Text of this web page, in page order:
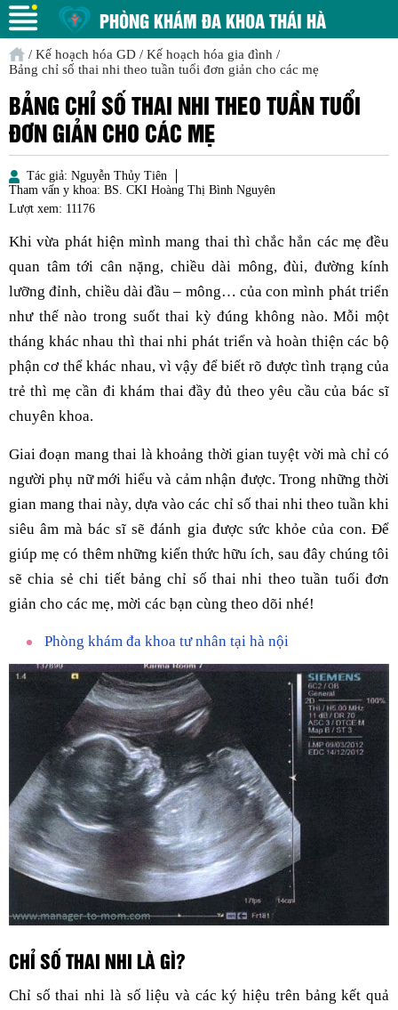
PHÒNG KHÁM ĐA KHOA THÁI HÀ
/ Kế hoạch hóa GD / Kế hoạch hóa gia đình /
Bảng chỉ số thai nhi theo tuần tuổi đơn giản cho các mẹ
BẢNG CHỈ SỐ THAI NHI THEO TUẦN TUỔI
ĐƠN GIẢN CHO CÁC MẸ
Tác giả: Nguyễn Thủy Tiên
Tham vấn y khoa: BS. CKI Hoàng Thị Bình Nguyên
Lượt xem: 11176
Khi vừa phát hiện mình mang thai thì chắc hẳn các mẹ đều
quan tâm tới cân nặng, chiều dài mông, đùi, đường kính
lưỡng đỉnh, chiều dài đầu – mông… của con mình phát triển
như thế nào trong suốt thai kỳ đúng không nào. Mỗi một
tháng khác nhau thì thai nhi phát triển và hoàn thiện các bộ
phận cơ thể khác nhau, vì vậy để biết rõ được tình trạng của
trẻ thì mẹ cần đi khám thai đầy đủ theo yêu cầu của bác sĩ
chuyên khoa.
Giai đoạn mang thai là khoảng thời gian tuyệt vời mà chỉ có
người phụ nữ mới hiểu và cảm nhận được. Trong những thời
gian mang thai này, dựa vào các chỉ số thai nhi theo tuần khi
siêu âm mà bác sĩ sẽ đánh gia được sức khỏe của con. Để
giúp mẹ có thêm những kiến thức hữu ích, sau đây chúng tôi
sẽ chia sẻ chi tiết bảng chỉ số thai nhi theo tuần tuổi đơn
giản cho các mẹ, mời các bạn cùng theo dõi nhé!
Phòng khám đa khoa tư nhân tại hà nội
CHỈ SỐ THAI NHI LÀ GÌ?
Chỉ số thai nhi là số liệu và các ký hiệu trên bảng kết quả